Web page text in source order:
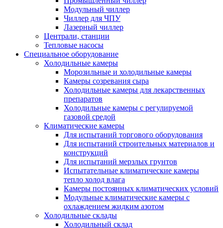
Модульный чиллер
Чиллер для ЧПУ
Лазерный чиллер
Централи, станции
Тепловые насосы
Специальное оборудование
Холодильные камеры
Морозильные и холодильные камеры
Камеры созревания сыра
Холодильные камеры для лекарственных
препаратов
Холодильные камеры с регулируемой
газовой средой
Климатические камеры
Для испытаний торгового оборудования
Для испытаний строительных материалов и
конструкций
Для испытаний мерзлых грунтов
Испытательные климатические камеры
тепло холод влага
Камеры постоянных климатических условий
Модульные климатические камеры с
охлаждением жидким азотом
Холодильные склады
Холодильный склад